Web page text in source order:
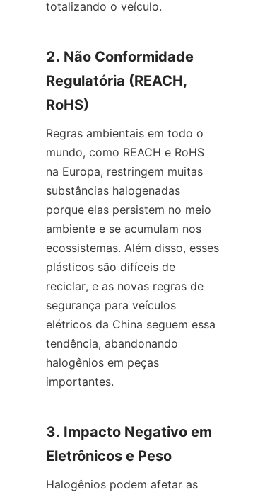
totalizando o veículo.
2. Não Conformidade
Regulatória (REACH,
RoHS)
Regras ambientais em todo o
mundo, como REACH e RoHS
na Europa, restringem muitas
substâncias halogenadas
porque elas persistem no meio
ambiente e se acumulam nos
ecossistemas. Além disso, esses
plásticos são difíceis de
reciclar, e as novas regras de
segurança para veículos
elétricos da China seguem essa
tendência, abandonando
halogênios em peças
importantes.
3. Impacto Negativo em
Eletrônicos e Peso
Halogênios podem afetar as